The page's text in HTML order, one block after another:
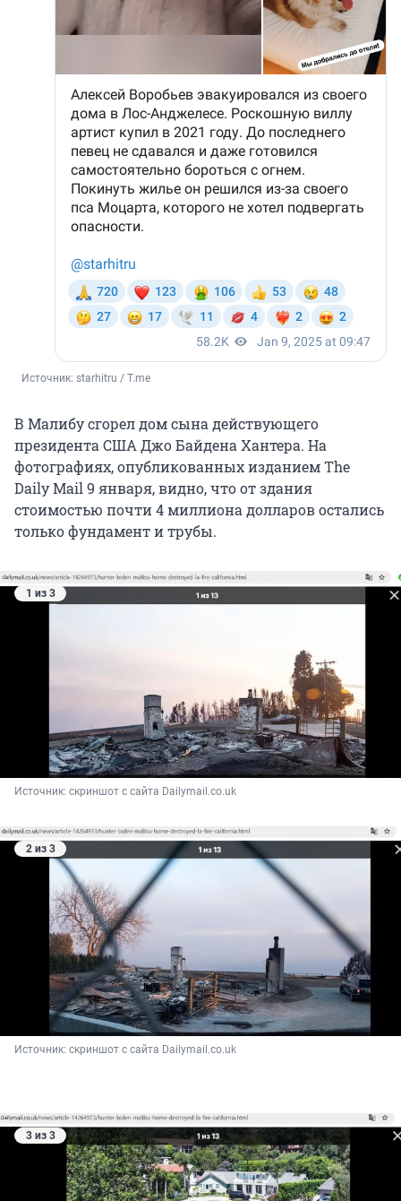
Источник: starhitru / T.me
В Малибу сгорел дом сына действующего
президента США Джо Байдена Хантера. На
фотографиях, опубликованных изданием The
Daily Mail 9 января, видно, что от здания
стоимостью почти 4 миллиона долларов остались
только фундамент и трубы.
1 из 3
Источник: скриншот с сайта Dailymail.co.uk
2 из 3
Источник: скриншот с сайта Dailymail.co.uk
3 из 3